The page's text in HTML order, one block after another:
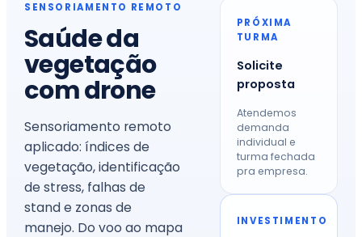
SENSORIAMENTO REMOTO
Saúde da
vegetação
com drone
Sensoriamento remoto
aplicado: índices de
vegetação, identificação
de stress, falhas de
stand e zonas de
manejo. Do voo ao mapa
PRÓXIMA
TURMA
Solicite
proposta
Atendemos
demanda
individual e
turma fechada
pra empresa.
INVESTIMENTO